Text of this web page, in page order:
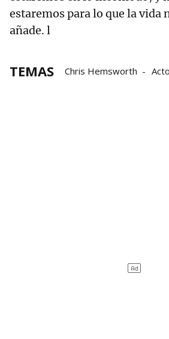
estaremos para lo que la vida
añade. l
TEMAS Chris Hemsworth